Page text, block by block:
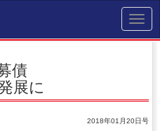
債
展に
2018年01月20日号